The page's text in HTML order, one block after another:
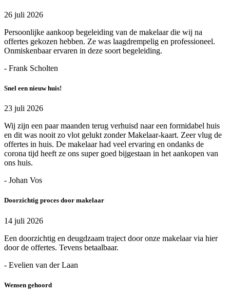
26 juli 2026
Persoonlijke aankoop begeleiding van de makelaar die wij na
offertes gekozen hebben. Ze was laagdrempelig en professioneel.
Onmiskenbaar ervaren in deze soort begeleiding.
- Frank Scholten
Snel een nieuw huis!
23 juli 2026
Wij zijn een paar maanden terug verhuisd naar een formidabel huis
en dit was nooit zo vlot gelukt zonder Makelaar-kaart. Zeer vlug de
offertes in huis. De makelaar had veel ervaring en ondanks de
corona tijd heeft ze ons super goed bijgestaan in het aankopen van
ons huis.
- Johan Vos
Doorzichtig proces door makelaar
14 juli 2026
Een doorzichtig en deugdzaam traject door onze makelaar via hier
door de offertes. Tevens betaalbaar.
- Evelien van der Laan
Wensen gehoord